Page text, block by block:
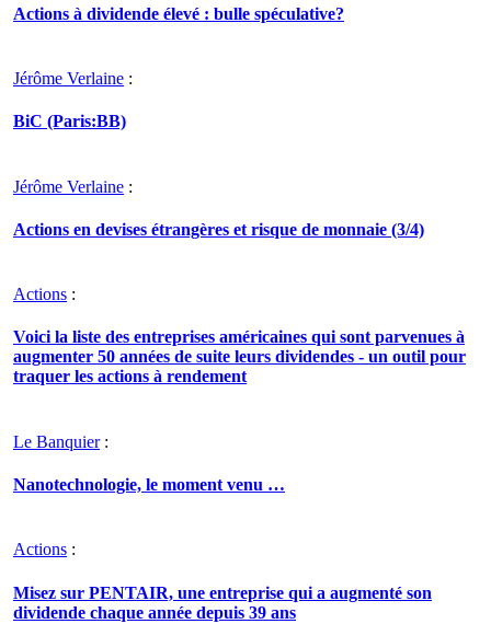
Actions à dividende élevé : bulle spéculative?
Jérôme Verlaine :
BiC (Paris:BB)
Jérôme Verlaine :
Actions en devises étrangères et risque de monnaie (3/4)
Actions :
Voici la liste des entreprises américaines qui sont parvenues à
augmenter 50 années de suite leurs dividendes - un outil pour
traquer les actions à rendement
Le Banquier:
Nanotechnologie, le moment venu …
Actions :
Misez sur PENTAIR, une entreprise qui a augmenté son
dividende chaque année depuis 39 ans